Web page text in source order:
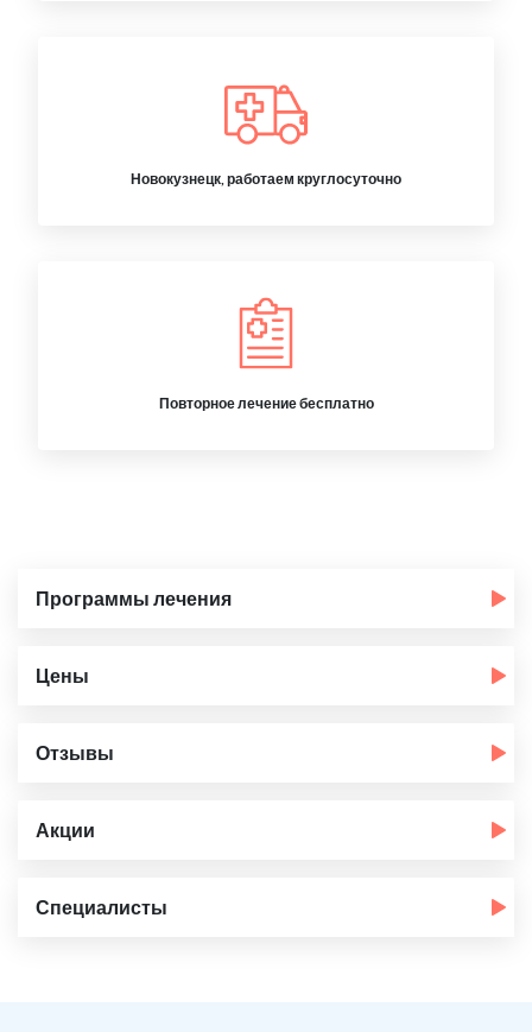
Новокузнецк, работаем круглосуточно
Повторное лечение бесплатно
Программы лечения
Цены
Отзывы
Акции
Специалисты